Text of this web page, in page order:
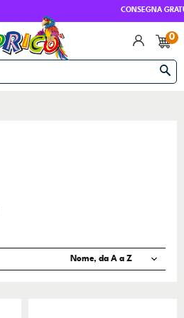
CONSEGNA GRATUITA
0